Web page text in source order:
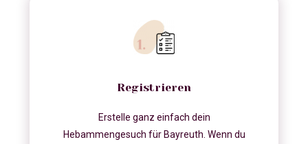
Registrieren
Erstelle ganz einfach dein
Hebammengesuch für Bayreuth. Wenn du